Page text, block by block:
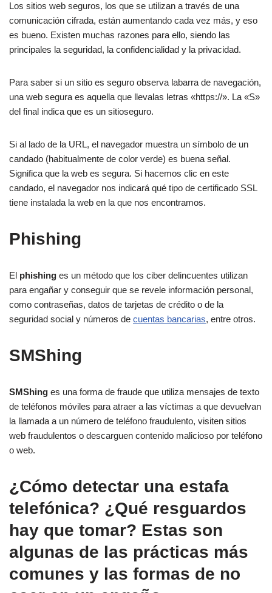
Los sitios web seguros, los que se utilizan a través de una
comunicación cifrada, están aumentando cada vez más, y eso
es bueno. Existen muchas razones para ello, siendo las
principales la seguridad, la confidencialidad y la privacidad.
Para saber si un sitio es seguro observa labarra de navegación,
una web segura es aquella que llevalas letras «https://». La «S»
del final indica que es un sitioseguro.
Si al lado de la URL, el navegador muestra un símbolo de un
candado (habitualmente de color verde) es buena señal.
Significa que la web es segura. Si hacemos clic en este
candado, el navegador nos indicará qué tipo de certificado SSL
tiene instalada la web en la que nos encontramos.
Phishing
El phishing es un método que los ciber delincuentes utilizan
para engañar y conseguir que se revele información personal,
como contraseñas, datos de tarjetas de crédito o de la
seguridad social y números de cuentas bancarias, entre otros.
SMShing
SMShing es una forma de fraude que utiliza mensajes de texto
de teléfonos móviles para atraer a las víctimas a que devuelvan
la llamada a un número de teléfono fraudulento, visiten sitios
web fraudulentos o descarguen contenido malicioso por teléfono
o web.
¿Cómo detectar una estafa
telefónica? ¿Qué resguardos
hay que tomar? Estas son
algunas de las prácticas más
comunes y las formas de no